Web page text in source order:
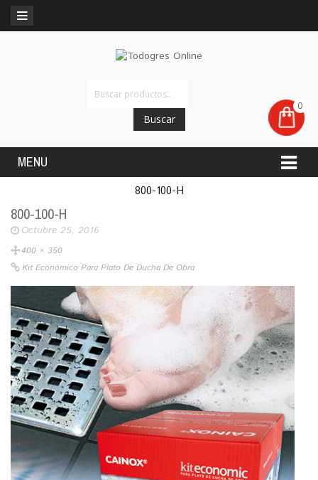
0
MENU
Buscar
800-100-H
800-100-H
Octubre 25, 2016
400 × 350
Kit Económico Para Plato De Ducha De Obra